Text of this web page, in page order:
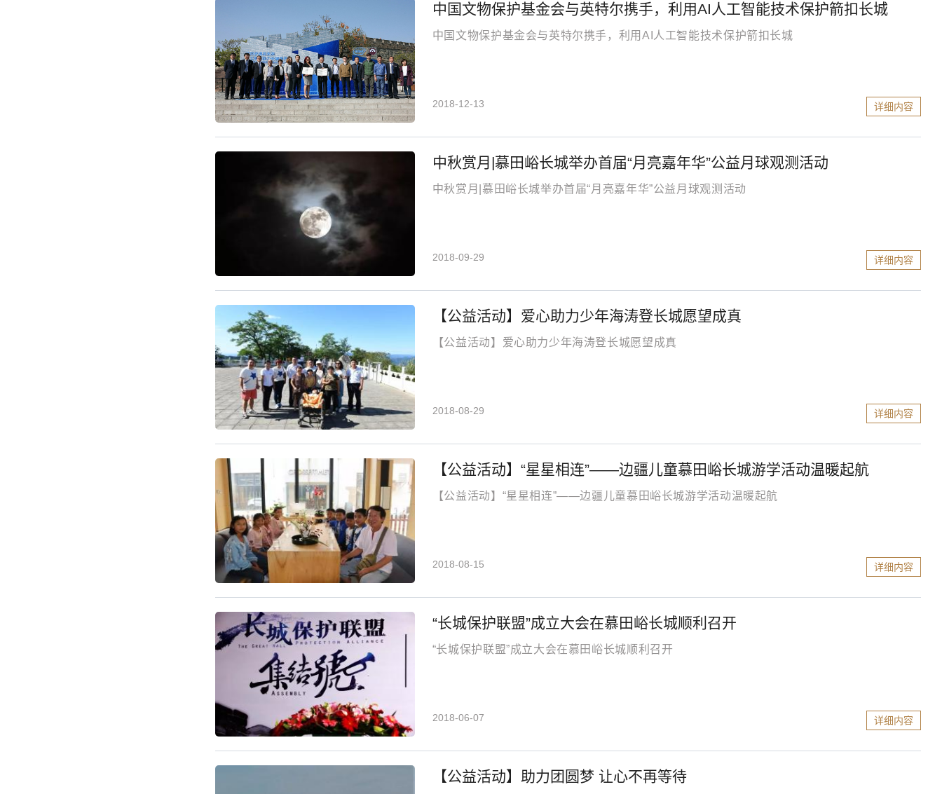
中国文物保护基金会与英特尔携手，利用AI人工智能技术保护箭扣长城
中国文物保护基金会与英特尔携手，利用AI人工智能技术保护箭扣长城
2018-12-13 详细内容
中秋赏月|慕田峪长城举办首届“月亮嘉年华”公益月球观测活动
中秋赏月|慕田峪长城举办首届“月亮嘉年华”公益月球观测活动
2018-09-29 详细内容
【公益活动】爱心助力少年海涛登长城愿望成真
【公益活动】爱心助力少年海涛登长城愿望成真
2018-08-29 详细内容
【公益活动】“星星相连”——边疆儿童慕田峪长城游学活动温暖起航
【公益活动】“星星相连”——边疆儿童慕田峪长城游学活动温暖起航
2018-08-15 详细内容
“长城保护联盟”成立大会在慕田峪长城顺利召开
“长城保护联盟”成立大会在慕田峪长城顺利召开
2018-06-07 详细内容
【公益活动】助力团圆梦 让心不再等待